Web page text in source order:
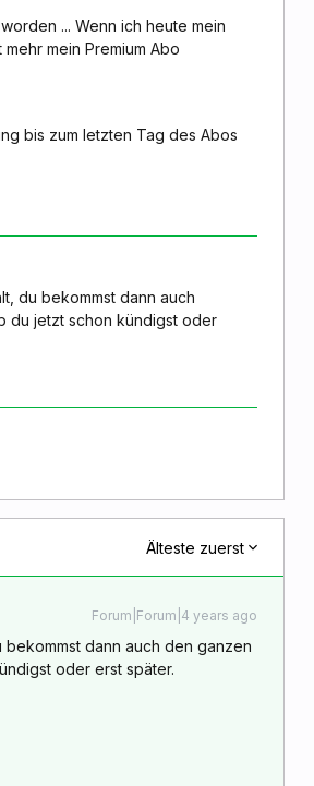
... Wenn ich heute mein
mein Premium Abo
bis zum letzten Tag des Abos
du bekommst dann auch
du jetzt schon kündigst oder
Älteste zuerst
Forum|Forum|4 years ago
bekommst dann auch den ganzen
oder erst später.